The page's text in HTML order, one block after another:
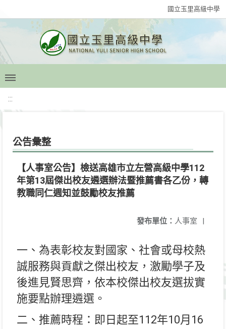
國立玉里高級中學
:::
公告彙整
【人事室公告】檢送高雄市立左營高級中學112
年第13屆傑出校友遴選辦法暨推薦書各乙份，轉
教職同仁週知並鼓勵校友推薦
發布單位： 人事室 |
一、為表彰校友對國家、社會或母校熱
誠服務與貢獻之傑出校友，激勵學子及
後進見賢思齊，依本校傑出校友選拔實
施要點辦理遴選。
二、推薦時程：即日起至112年10月16